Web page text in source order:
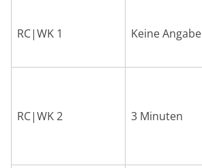
RC|WK 1 Keine Angabe
RC|WK 2 3 Minuten